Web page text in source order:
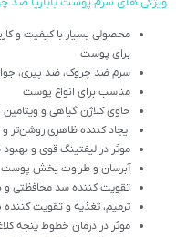
محصولی بسیار با کیفیت و
برای پوست
سرم ضد چروک، ضد پیری،
مناسب برای انواع پوست
حاوی کلاژن گیاهی و ویتامین C و گلیسیرین
ایجاد کننده ظاهری روشن‌تر
موثر در لیفتینگ قوی و
آبرسان و طراوت بخش پوست
تقویت کننده سد محافظتی
ترمیم، تغذیه و تقویت
موثر در درمان خطوط پنجه